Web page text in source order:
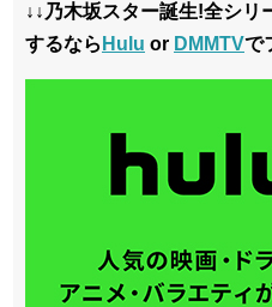
↓↓乃木坂スター誕生!全シリ
するなら Hulu or DMMTVで